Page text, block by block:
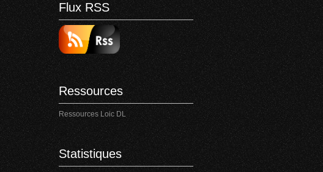
Flux RSS
Ressources
Ressources Loic DL
Statistiques